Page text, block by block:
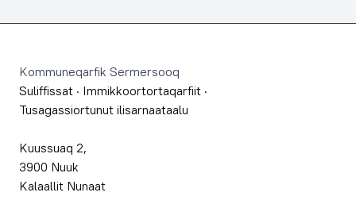
Kommuneqarfik Sermersooq
Suliffissat · Immikkoortortaqarfiit ·
Tusagassiortunut ilisarnaataalu
Kuussuaq 2,
3900 Nuuk
Kalaallit Nunaat